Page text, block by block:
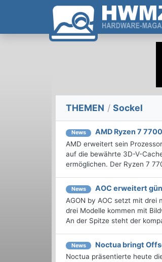
THEMEN / Sockel
News AMD Ryzen 7
AMD erweitert sein
auf die bewährte 3D-V-
ermöglichen. Der Ryzen 7
News AOC erweitert
AGON by AOC setzt mit
drei Modelle kommen mit
An der Spitze steht der
News Noctua bringt
Noctua präsentierte heute